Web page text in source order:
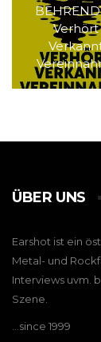
Verhört
ÜBER UNS
Earshot ist ein
Metal- und
Interviews uvm.
Szene.
…since 1999